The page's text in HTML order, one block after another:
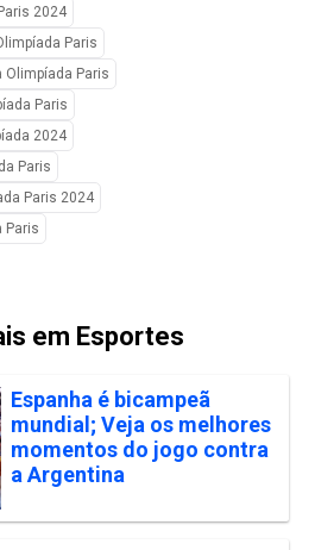
2024
Paris
Paris
Paris
2024
Paris
Paris 2024
Paris
em Esportes
Espanha é bicampeã
mundial; Veja os melhores
momentos do jogo contra
a Argentina